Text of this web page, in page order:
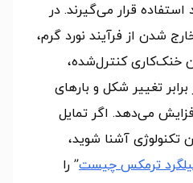
استفاده قرار می‌گیرند. در
شدن از فرآیند نورد گرم،
کنترل‌شده،
تغییر شکل و بارهای
می‌دهد. اگر تمایل
تکنولوژی آشنا شوید،
ترمکس چیست” را